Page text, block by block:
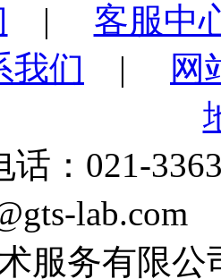
| 客服中
我们 |
网
话：021-
服务有限